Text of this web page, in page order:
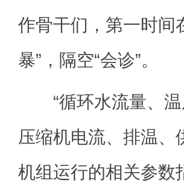
作骨干们，第一时间
暴”，隔空“会诊”。
“循环水流量、温
压缩机电流、排温、
机组运行的相关参数